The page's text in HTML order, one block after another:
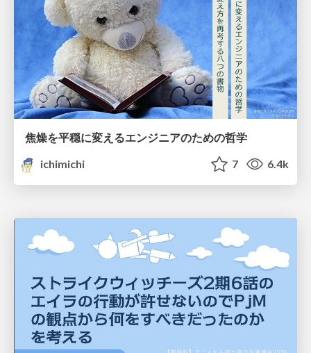
焦燥を平穏に変えるエンジニアのための哲学
ichimichi
7 6.4k